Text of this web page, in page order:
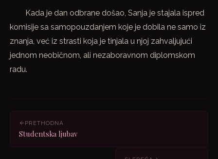
Kada je dan odbrane došao, Sanja je stajala ispred
komisije sa samopouzdanjem koje je dobila ne samo iz
znanja, već iz strasti koja je tinjala u njoj zahvaljujući
jednom neobičnom, ali nezaboravnom diplomskom
radu.
PRETHODNA
Studentska ljubav